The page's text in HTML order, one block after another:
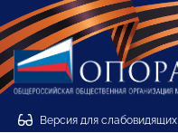
Версия для слабовидящих